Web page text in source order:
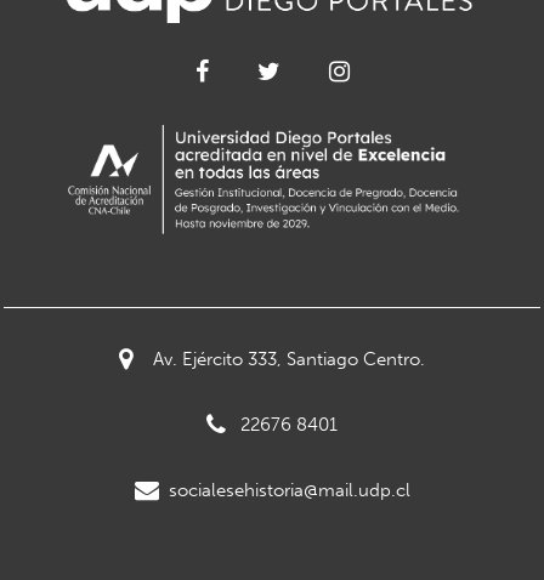
Av. Ejército 333, Santiago Centro.
22676 8401
socialesehistoria@mail.udp.cl